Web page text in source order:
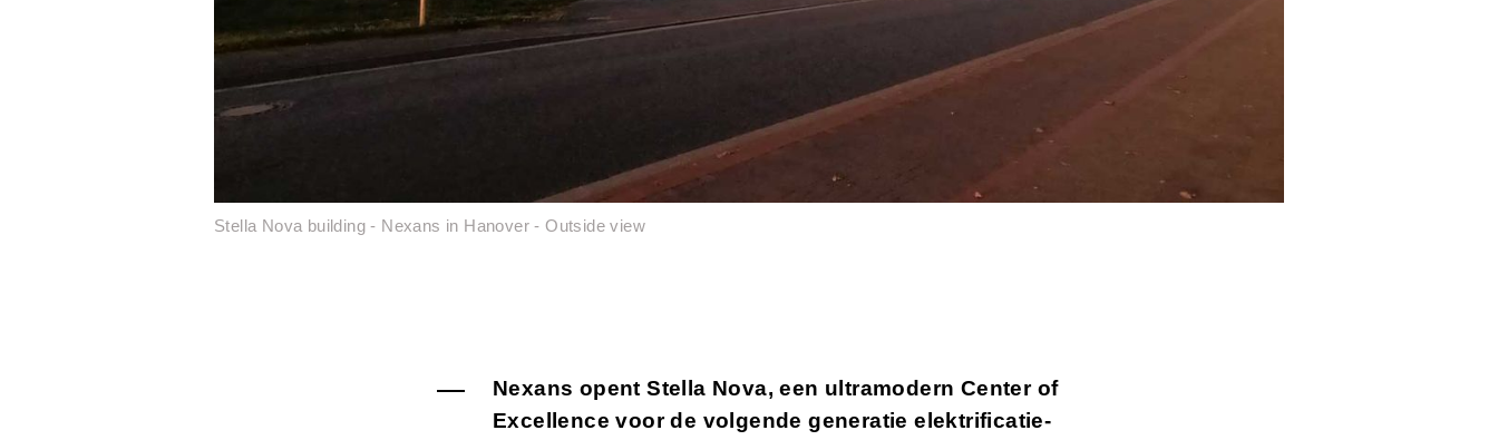
Stella Nova building - Nexans in Hanover - Outside view
Nexans opent Stella Nova, een ultramodern Center of
Excellence voor de volgende generatie elektrificatie-